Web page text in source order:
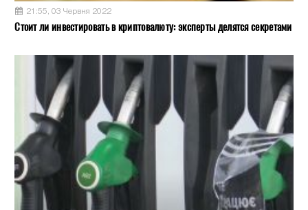
21:55, 03 Червня 2022
Стоит ли инвестировать в криптовалюту: эксперты делятся секретами